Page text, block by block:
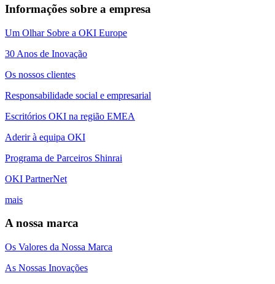
Informações sobre a empresa
Um Olhar Sobre a OKI Europe
30 Anos de Inovação
Os nossos clientes
Responsabilidade social e empresarial
Escritórios OKI na região EMEA
Aderir à equipa OKI
Programa de Parceiros Shinrai
OKI PartnerNet
mais
A nossa marca
Os Valores da Nossa Marca
As Nossas Inovações